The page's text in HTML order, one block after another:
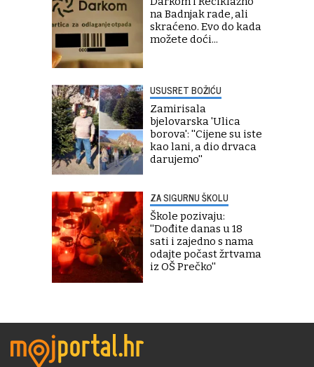
na Badnjak rade, ali
skraćeno. Evo do kada
možete doći...
USUSRET BOŽIĆU
Zamirisala
bjelovarska 'Ulica
borova': ''Cijene su iste
kao lani, a dio drvaca
darujemo''
ZA SIGURNU ŠKOLU
Škole pozivaju:
''Dođite danas u 18
sati i zajedno s nama
odajte počast žrtvama
iz OŠ Prečko''